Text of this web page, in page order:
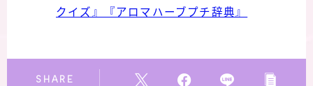
クイズ』『アロマハーブプチ辞典』
SHARE